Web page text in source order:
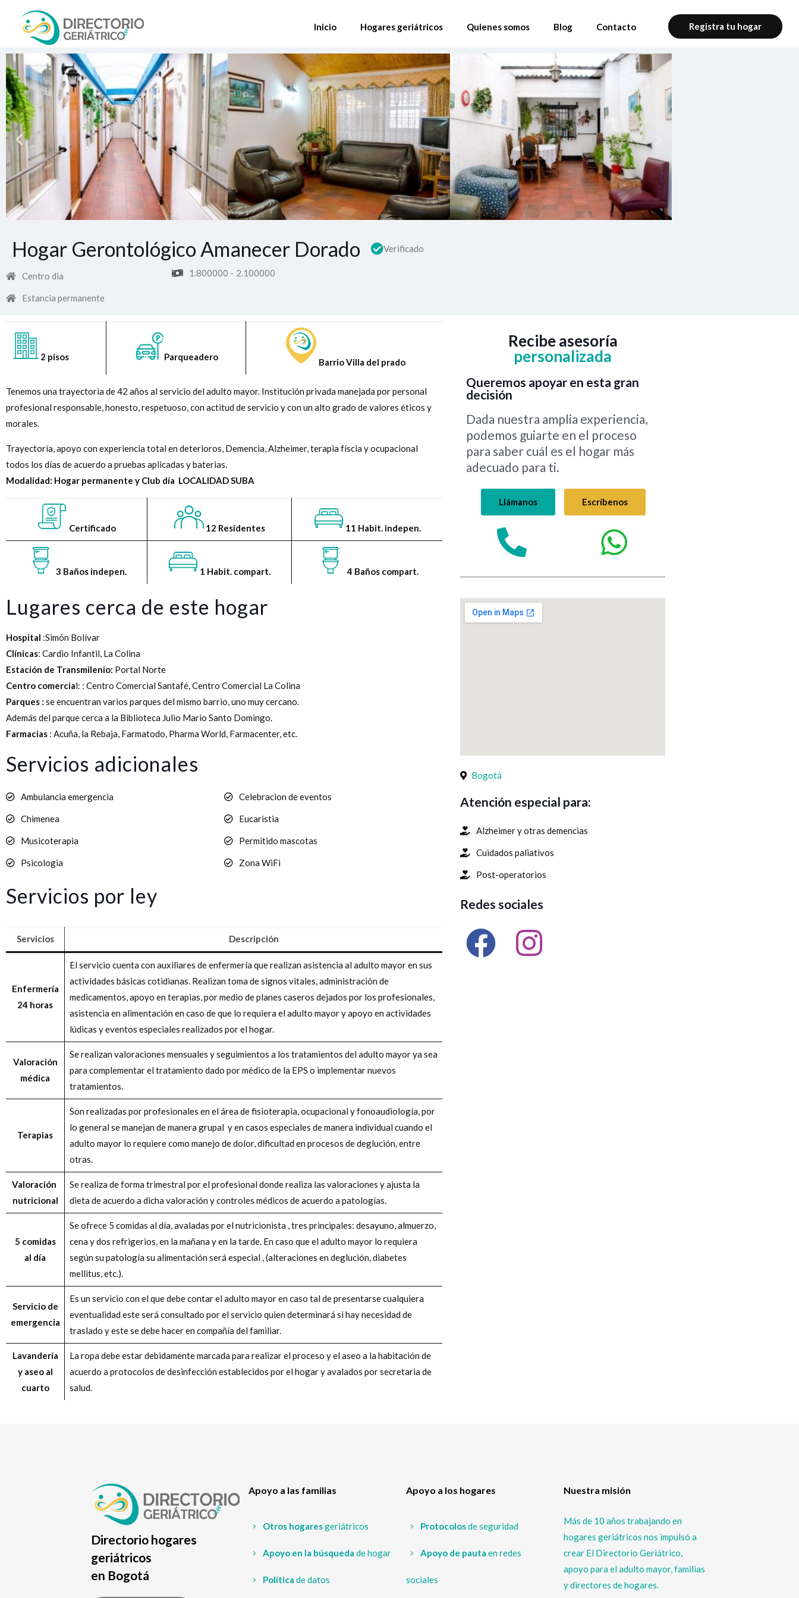
Inicio Hogares geriátricos Quienes somos Blog Contacto Registra tu hogar
Hogar Gerontológico Amanecer Dorado Verificado
Centro dia
Estancia permanente
1.800000 - 2.100000
2 pisos Parqueadero Barrio Villa del prado
Tenemos una trayectoria de 42 años al servicio del adulto mayor. Institución privada manejada por personal
profesional responsable, honesto, respetuoso, con actitud de servicio y con un alto grado de valores éticos y
morales.
Trayectoría, apoyo con experiencia total en deterioros, Demencia, Alzheimer, terapia físcia y ocupacional
todos los días de acuerdo a pruebas aplicadas y baterias.
Modalidad: Hogar permanente y Club día LOCALIDAD SUBA
Certificado 12 Residentes 11 Habit. indepen.
3 Baños indepen. 1 Habit. compart. 4 Baños compart.
Lugares cerca de este hogar
Hospital :Simón Bolívar
Clínicas: Cardio Infantil, La Colina
Estación de Transmilenio: Portal Norte
Centro comercial: : Centro Comercial Santafé, Centro Comercial La Colina
Parques : se encuentran varios parques del mismo barrio, uno muy cercano.
Además del parque cerca a la Biblioteca Julio Mario Santo Domingo.
Farmacias : Acuña, la Rebaja, Farmatodo, Pharma World, Farmacenter, etc.
Servicios adicionales
Ambulancia emergencia Celebracion de eventos
Chimenea Eucaristia
Musicoterapia Permitido mascotas
Psicologia Zona WiFi
Servicios por ley
Servicios Descripción
Enfermería
24 horas
El servicio cuenta con auxiliares de enfermería que realizan asistencia al adulto mayor en sus
actividades básicas cotidianas. Realizan toma de signos vitales, administración de
medicamentos, apoyo en terapias, por medio de planes caseros dejados por los profesionales,
asistencia en alimentación en caso de que lo requiera el adulto mayor y apoyo en actividades
lúdicas y eventos especiales realizados por el hogar.
Valoración
médica
Se realizan valoraciones mensuales y seguimientos a los tratamientos del adulto mayor ya sea
para complementar el tratamiento dado por médico de la EPS o implementar nuevos
tratamientos.
Terapias
Son realizadas por profesionales en el área de fisioterapia, ocupacional y fonoaudiología, por
lo general se manejan de manera grupal y en casos especiales de manera individual cuando el
adulto mayor lo requiere como manejo de dolor, dificultad en procesos de deglución, entre
otras.
Valoración
nutricional
Se realiza de forma trimestral por el profesional donde realiza las valoraciones y ajusta la
dieta de acuerdo a dicha valoración y controles médicos de acuerdo a patologías.
5 comidas
al día
Se ofrece 5 comidas al día, avaladas por el nutricionista , tres principales: desayuno, almuerzo,
cena y dos refrigerios, en la mañana y en la tarde. En caso que el adulto mayor lo requiera
según su patología su alimentación será especial , (alteraciones en deglución, diabetes
mellitus, etc.).
Servicio de
emergencia
Es un servicio con el que debe contar el adulto mayor en caso tal de presentarse cualquiera
eventualidad este será consultado por el servicio quien determinará si hay necesidad de
traslado y este se debe hacer en compañía del familiar.
Lavandería
y aseo al
cuarto
La ropa debe estar debidamente marcada para realizar el proceso y el aseo a la habitación de
acuerdo a protocolos de desinfección establecidos por el hogar y avalados por secretaria de
salud.
Recibe asesoría
personalizada
Queremos apoyar en esta gran
decisión
Dada nuestra amplia experiencia,
podemos guiarte en el proceso
para saber cuál es el hogar más
adecuado para ti.
Llámanos Escríbenos
Bogotá
Atención especial para:
Alzheimer y otras demencias
Cuidados paliativos
Post-operatorios
Redes sociales
Directorio hogares
geriátricos
en Bogotá
Apoyo a las familias
Otros hogaresgeriátricos
Apoyo en la búsqueda de hogar
Política de datos
Apoyo a los hogares
Protocolosde seguridad
Apoyo de pauta en redes
sociales
Nuestra misión
Más de 10 años trabajando en
hogares geriátricos nos impulsó a
crear El Directorio Geriátrico,
apoyo para el adulto mayor, familias
y directores de hogares.